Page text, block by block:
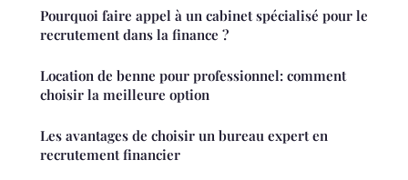
Pourquoi faire appel à un cabinet spécialisé pour le
recrutement dans la finance ?
Location de benne pour professionnel: comment
choisir la meilleure option
Les avantages de choisir un bureau expert en
recrutement financier